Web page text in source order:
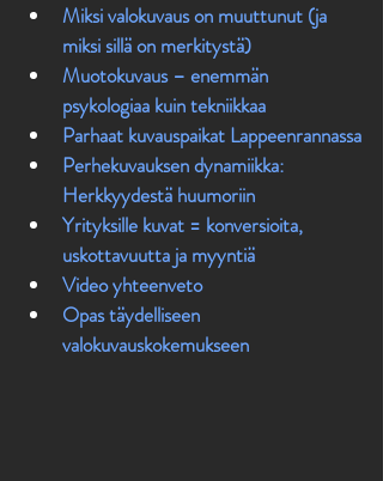
Miksi valokuvaus on muuttunut (ja
miksi sillä on merkitystä)
Muotokuvaus – enemmän
psykologiaa kuin tekniikkaa
Parhaat kuvauspaikat Lappeenrannassa
Perhekuvauksen dynamiikka:
Herkkyydestä huumoriin
Yrityksille kuvat = konversioita,
uskottavuutta ja myyntiä
Video yhteenveto
Opas täydelliseen
valokuvauskokemukseen